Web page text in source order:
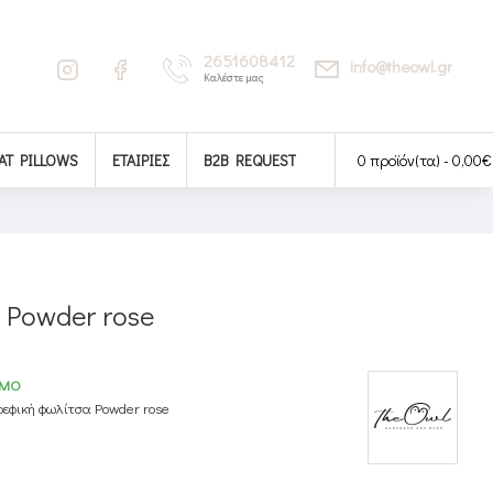
2651608412
Καλέστε μας
info@theowl.gr
PILLOWS ΕΤΑΙΡΊΕΣ B2B REQUEST 0 προϊόν(τα) - 0,00€
rose
φωλίτσα Powder rose